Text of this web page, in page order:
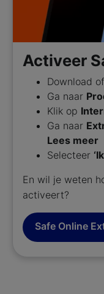
Activeer
Download
Ga naar
Klik op
Ga naar
Lees meer
Selecteer
En wil je weten
activeert?
Safe Online